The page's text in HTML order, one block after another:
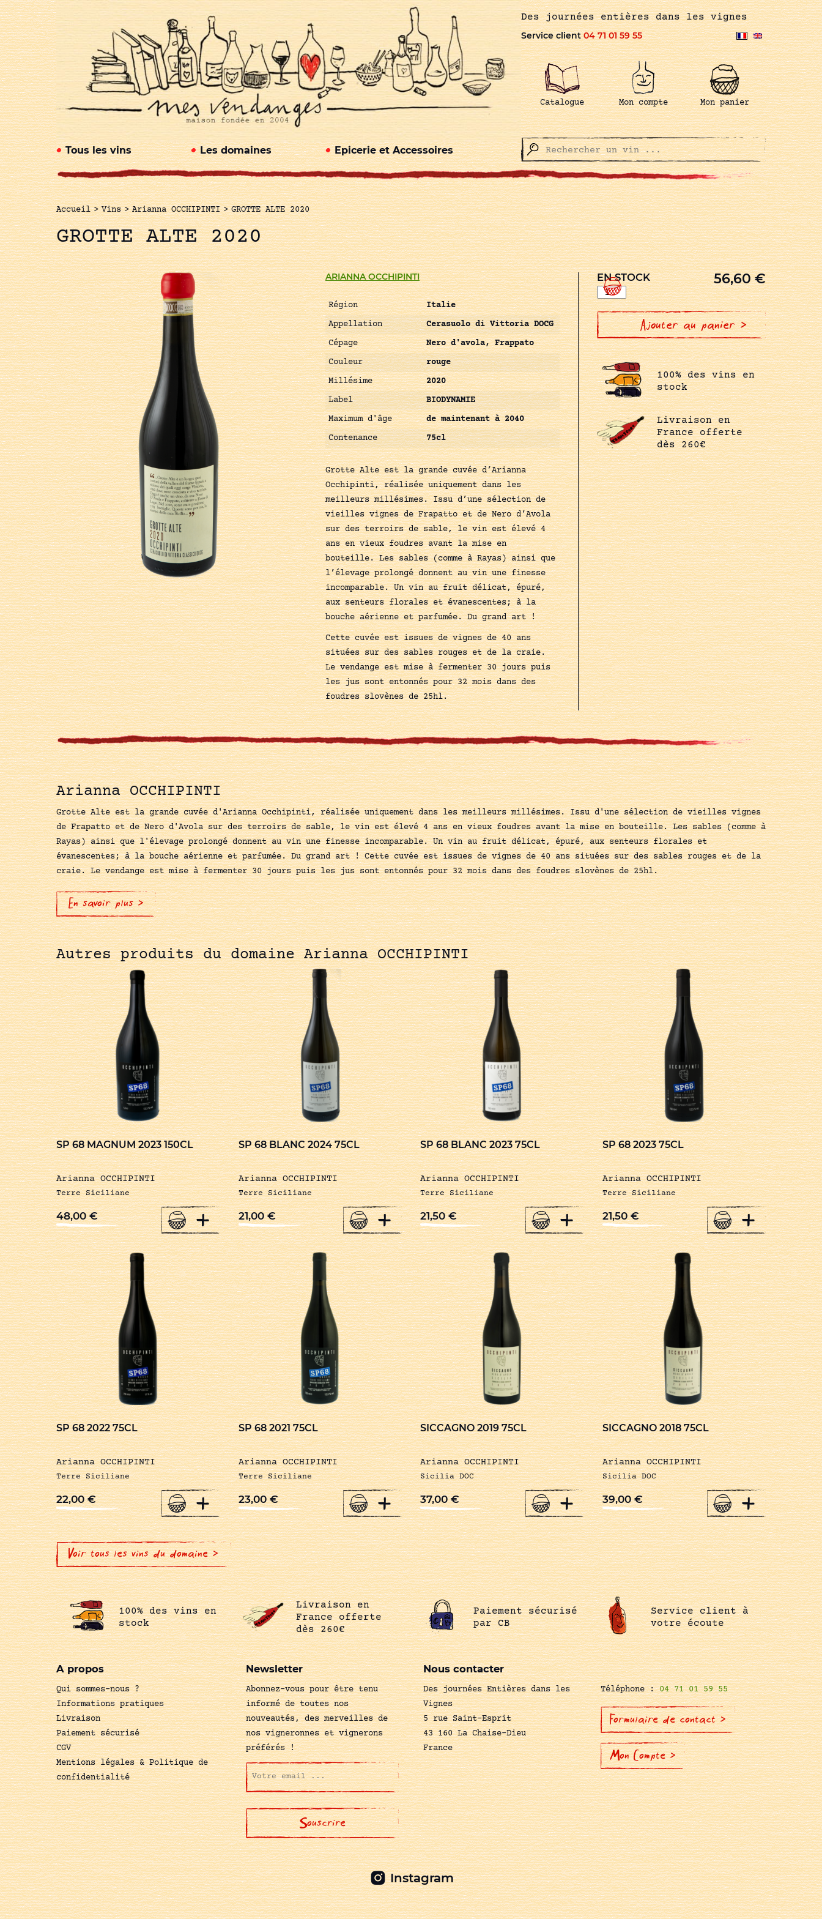
Des journées entières dans les vignes
Service client04 71 01 59 55
Catalogue Mon compte Mon panier
Tous les vins Les domaines Epicerie et Accessoires
Accueil > Vins > Arianna OCCHIPINTI > GROTTE ALTE 2020
GROTTE ALTE 2020
ARIANNA OCCHIPINTI
Région
Italie
Appellation
Cerasuolo di Vittoria DOCG
Cépage
Nero d'avola, Frappato
Couleur
rouge
Millésime
2020
Label
BIODYNAMIE
Maximum d'âge
de maintenant à 2040
Contenance
75cl
Grotte Alte est la grande cuvée d’Arianna
Occhipinti, réalisée uniquement dans les
meilleurs millésimes. Issu d’une sélection de
vieilles vignes de Frapatto et de Nero d’Avola
sur des terroirs de sable, le vin est élevé 4
ans en vieux foudres avant la mise en
bouteille. Les sables (comme à Rayas) ainsi que
l’élevage prolongé donnent au vin une finesse
incomparable. Un vin au fruit délicat, épuré,
aux senteurs florales et évanescentes; à la
bouche aérienne et parfumée. Du grand art !
Cette cuvée est issues de vignes de 40 ans
situées sur des sables rouges et de la craie.
Le vendange est mise à fermenter 30 jours puis
les jus sont entonnés pour 32 mois dans des
foudres slovènes de 25hl.
EN STOCK 56,60€
quantité
de
GROTTE
ALTE
Ajouter au panier >
100% des vins en
stock
Livraison en
France offerte
dès 260€
Arianna OCCHIPINTI
Grotte Alte est la grande cuvée d'Arianna Occhipinti, réalisée uniquement dans les meilleurs millésimes. Issu d'une sélection de vieilles vignes
de Frapatto et de Nero d'Avola sur des terroirs de sable, le vin est élevé 4 ans en vieux foudres avant la mise en bouteille. Les sables (comme à
Rayas) ainsi que l'élevage prolongé donnent au vin une finesse incomparable. Un vin au fruit délicat, épuré, aux senteurs florales et
évanescentes; à la bouche aérienne et parfumée. Du grand art ! Cette cuvée est issues de vignes de 40 ans situées sur des sables rouges et de la
craie. Le vendange est mise à fermenter 30 jours puis les jus sont entonnés pour 32 mois dans des foudres slovènes de 25hl.
En savoir plus >
Autres produits du domaine Arianna OCCHIPINTI
SP 68 MAGNUM 2023 150CL
Arianna OCCHIPINTI
Terre Siciliane
48,00€ +
SP 68 BLANC 2024 75CL
Arianna OCCHIPINTI
Terre Siciliane
21,00€ +
SP 68 BLANC 2023 75CL
Arianna OCCHIPINTI
Terre Siciliane
21,50€ +
SP 68 2023 75CL
Arianna OCCHIPINTI
Terre Siciliane
21,50€ +
SP 68 2022 75CL
Arianna OCCHIPINTI
Terre Siciliane
22,00€ +
SP 68 2021 75CL
Arianna OCCHIPINTI
Terre Siciliane
23,00€ +
SICCAGNO 2019 75CL
Arianna OCCHIPINTI
Sicilia DOC
37,00€ +
SICCAGNO 2018 75CL
Arianna OCCHIPINTI
Sicilia DOC
39,00€ +
Voir tous les vins du domaine >
100% des vins en
stock
Livraison en
France offerte
dès 260€
Paiement sécurisé
par CB
Service client à
votre écoute
A propos
Qui sommes-nous ?
Informations pratiques
Livraison
Paiement sécurisé
CGV
Mentions légales & Politique de
confidentialité
Newsletter
Abonnez-vous pour être tenu
informé de toutes nos
nouveautés, des merveilles de
nos vigneronnes et vignerons
préférés !
Nous contacter
Des journées Entières dans les
Vignes
5 rue Saint-Esprit
43 160 La Chaise-Dieu
France
Téléphone :04 71 01 59 55
Formulaire de contact >
Mon Compte >
Instagram